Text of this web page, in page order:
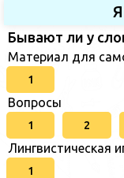
Бывают ли у
Материал для
1
Вопросы
1 2
Лингвистическая
1